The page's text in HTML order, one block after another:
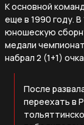
К основной
еще в 1990 году. В
юношескую
медали
набрал 2 (1+1)
После
переехать в